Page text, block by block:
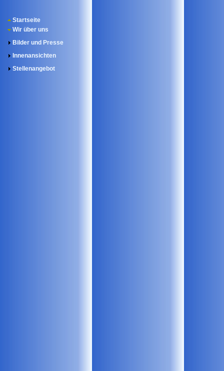
Startseite
Wir über uns
Bilder und Presse
Innenansichten
Stellenangebot